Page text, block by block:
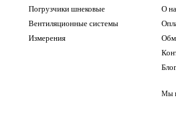
Погрузчики шнековые
Вентиляционные системы
Измерения
О
Блог
Мы